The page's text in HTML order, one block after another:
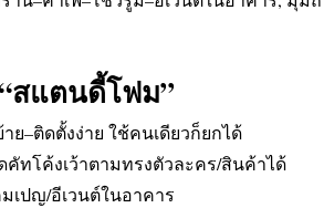
สแตนดี้โฟม”
ย–ติดตั้งง่าย ใช้คนเดียวก็ยกได้
ทโค้งเว้าตามทรงตัวละคร/สินค้าได้
เปญ/อีเวนต์ในอาคาร